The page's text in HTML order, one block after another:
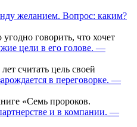
желанием. Вопрос: каким?
говорить, что хочет
цели в его голове. —
считать цель своей
в переговорке. —
«Семь пророков.
и в компании. —